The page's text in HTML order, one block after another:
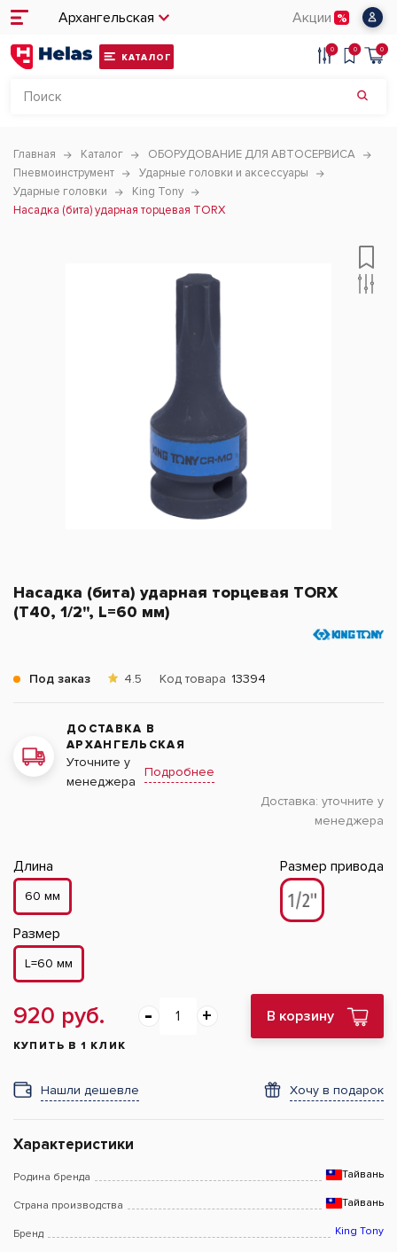
Архангельская Акции
КАТАЛОГ
0 0 0
Главная Каталог
ОБОРУДОВАНИЕ ДЛЯ АВТОСЕРВИСА
Пневмоинструмент
Ударные головки и аксессуары
Ударные головки
King Tony
Насадка (бита) ударная торцевая TORX
Насадка (бита) ударная торцевая TORX
(T40, 1/2", L=60 мм)
Под заказ 4.5 Код товара 13394
ДОСТАВКА В
АРХАНГЕЛЬСКАЯ
Уточните у
менеджера
Подробнее
Доставка: уточните у
менеджера
Длина
60 мм
Размер привода
Размер
L=60 мм
920 руб. В корзину
КУПИТЬ В 1 КЛИК
Нашли дешевле Хочу в подарок
Характеристики
Родина бренда Тайвань
Страна производства Тайвань
Бренд King Tony